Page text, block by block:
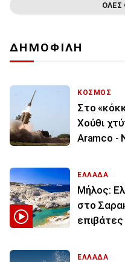
ΟΛΕΣ
ΔΗΜΟΦΙΛΗ
ΚΟΣΜΟΣ
Στο
Χούθι
Aramco -
ΕΛΛΑΔΑ
Μήλος:
στο
ΕΛΛΑΔΑ